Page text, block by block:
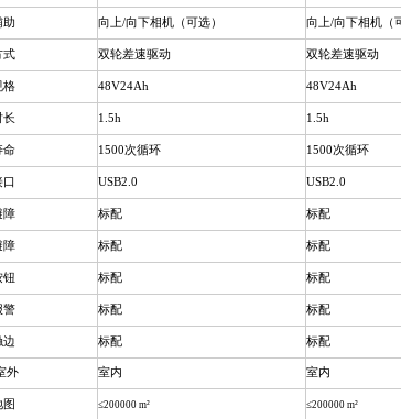
助 向上/向下相机（可选） 向上/向下相机（
式 双轮差速驱动 双轮差速驱动
格 48V24Ah 48V24Ah
长 1.5h 1.5h
命 1500次循环 1500次循环
USB2.0 USB2.0
障 标配 标配
障 标配 标配
钮 标配 标配
警 标配 标配
边 标配 标配
外 室内 室内
图 ≤200000 m² ≤200000 m²